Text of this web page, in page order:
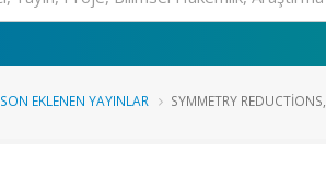
SON EKLENEN YAYINLAR SYMMETRY